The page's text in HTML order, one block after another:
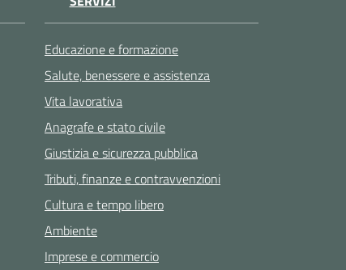
Educazione e formazione
Salute, benessere e assistenza
Vita lavorativa
Anagrafe e stato civile
Giustizia e sicurezza pubblica
Tributi, finanze e contravvenzioni
Cultura e tempo libero
Ambiente
Imprese e commercio